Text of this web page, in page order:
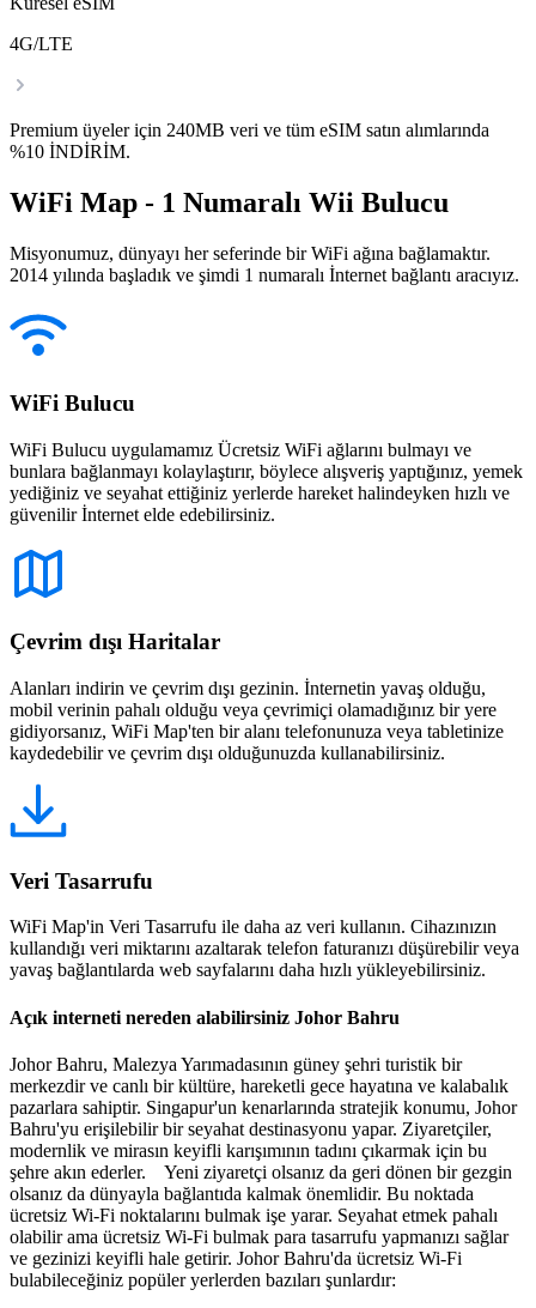
4G/LTE
Premium üyeler için 240MB veri ve tüm eSIM satın alımlarında
%10 İNDİRİM.
WiFi Map - 1 Numaralı Wii Bulucu
Misyonumuz, dünyayı her seferinde bir WiFi ağına bağlamaktır.
2014 yılında başladık ve şimdi 1 numaralı İnternet bağlantı aracıyız.
WiFi Bulucu
WiFi Bulucu uygulamamız Ücretsiz WiFi ağlarını bulmayı ve
bunlara bağlanmayı kolaylaştırır, böylece alışveriş yaptığınız, yemek
yediğiniz ve seyahat ettiğiniz yerlerde hareket halindeyken hızlı ve
güvenilir İnternet elde edebilirsiniz.
Çevrim dışı Haritalar
Alanları indirin ve çevrim dışı gezinin. İnternetin yavaş olduğu,
mobil verinin pahalı olduğu veya çevrimiçi olamadığınız bir yere
gidiyorsanız, WiFi Map'ten bir alanı telefonunuza veya tabletinize
kaydedebilir ve çevrim dışı olduğunuzda kullanabilirsiniz.
Veri Tasarrufu
WiFi Map'in Veri Tasarrufu ile daha az veri kullanın. Cihazınızın
kullandığı veri miktarını azaltarak telefon faturanızı düşürebilir veya
yavaş bağlantılarda web sayfalarını daha hızlı yükleyebilirsiniz.
Açık interneti nereden alabilirsiniz Johor Bahru
Johor Bahru, Malezya Yarımadasının güney şehri turistik bir
merkezdir ve canlı bir kültüre, hareketli gece hayatına ve kalabalık
pazarlara sahiptir. Singapur'un kenarlarında stratejik konumu, Johor
Bahru'yu erişilebilir bir seyahat destinasyonu yapar. Ziyaretçiler,
modernlik ve mirasın keyifli karışımının tadını çıkarmak için bu
şehre akın ederler. Yeni ziyaretçi olsanız da geri dönen bir gezgin
olsanız da dünyayla bağlantıda kalmak önemlidir. Bu noktada
ücretsiz Wi-Fi noktalarını bulmak işe yarar. Seyahat etmek pahalı
olabilir ama ücretsiz Wi-Fi bulmak para tasarrufu yapmanızı sağlar
ve gezinizi keyifli hale getirir. Johor Bahru'da ücretsiz Wi-Fi
bulabileceğiniz popüler yerlerden bazıları şunlardır: